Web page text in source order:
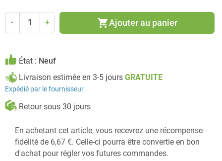
- + shopping_cartAjouter au panier
État : Neuf
Livraison estimée en 3-5 jours GRATUITE
Expédié par le fournisseur
Retour sous 30 jours
En achetant cet article, vous recevrez une récompense
fidélité de 6,67 €. Celle-ci pourra être convertie en bon
d'achat pour régler vos futures commandes.